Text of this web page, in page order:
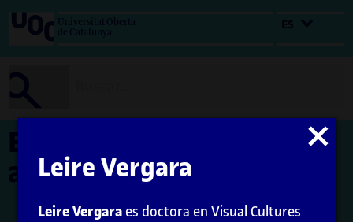
Universitat Oberta
de Catalunya
El comisariado y la
autoorganización
Cerrar
Leire Vergara
Leire Vergara es doctora en Visual Cultures